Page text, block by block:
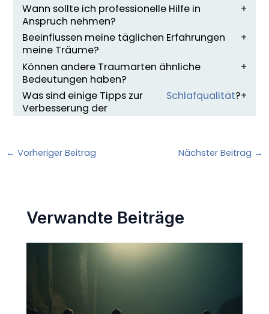
Wann sollte ich professionelle Hilfe in
Anspruch nehmen?
Beeinflussen meine täglichen Erfahrungen
meine Träume?
Können andere Traumarten ähnliche
Bedeutungen haben?
Was sind einige Tipps zur
Verbesserung der
Schlafqualität?
← Vorheriger Beitrag Nächster Beitrag →
Verwandte Beiträge